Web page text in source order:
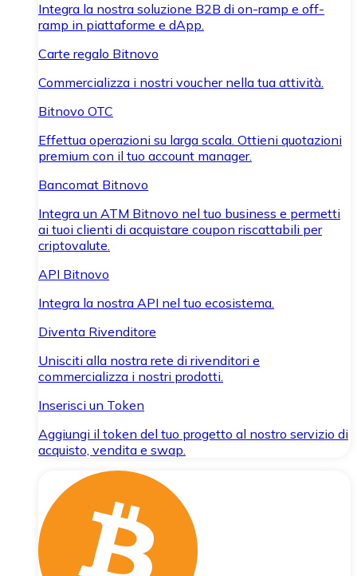
Integra la nostra soluzione B2B di on-ramp e off-
ramp in piattaforme e dApp.
Carte regalo Bitnovo
Commercializza i nostri voucher nella tua attività.
Bitnovo OTC
Effettua operazioni su larga scala. Ottieni quotazioni
premium con il tuo account manager.
Bancomat Bitnovo
Integra un ATM Bitnovo nel tuo business e permetti
ai tuoi clienti di acquistare coupon riscattabili per
criptovalute.
API Bitnovo
Integra la nostra API nel tuo ecosistema.
Diventa Rivenditore
Unisciti alla nostra rete di rivenditori e
commercializza i nostri prodotti.
Inserisci un Token
Aggiungi il token del tuo progetto al nostro servizio di
acquisto, vendita e swap.